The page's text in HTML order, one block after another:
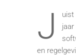
J
uist
en